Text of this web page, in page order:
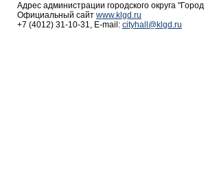
Адрес администрации городского округа
Официальный сайт www.klgd.ru
+7 (4012) 31-10-31, E-mail: cityhall@klgd.ru